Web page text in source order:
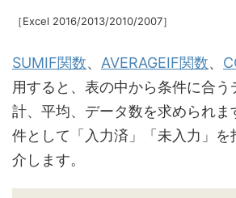
［Excel 2016/2013/2010/2007］
SUMIF関数、 AVERAGEIF関数、
用すると、表の中から条件に合う
計、平均、データ数を求められま
件として「入力済」「未入力」を
介します。